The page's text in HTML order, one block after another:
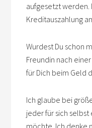
aufgesetzt
Kreditauszahlung
Wurdest Du schon
Freundin nach
für Dich beim Geld
Ich glaube bei
jeder für sich
möchte. Ich denke